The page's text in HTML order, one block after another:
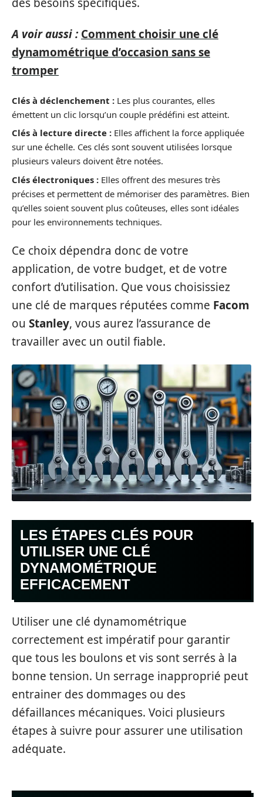
A voir aussi : Comment choisir une clé
dynamométrique d’occasion sans se
tromper
Clés à déclenchement : Les plus courantes, elles
émettent un clic lorsqu’un couple prédéfini est atteint.
Clés à lecture directe : Elles affichent la force appliquée
sur une échelle. Ces clés sont souvent utilisées lorsque
plusieurs valeurs doivent être notées.
Clés électroniques : Elles offrent des mesures très
précises et permettent de mémoriser des paramètres. Bien
qu’elles soient souvent plus coûteuses, elles sont idéales
pour les environnements techniques.
Ce choix dépendra donc de votre
application, de votre budget, et de votre
confort d’utilisation. Que vous choisissiez
une clé de marques réputées comme Facom
ou Stanley, vous aurez l’assurance de
travailler avec un outil fiable.
LES ÉTAPES CLÉS POUR
UTILISER UNE CLÉ
DYNAMOMÉTRIQUE
EFFICACEMENT
Utiliser une clé dynamométrique
correctement est impératif pour garantir
que tous les boulons et vis sont serrés à la
bonne tension. Un serrage inapproprié peut
entrainer des dommages ou des
défaillances mécaniques. Voici plusieurs
étapes à suivre pour assurer une utilisation
adéquate.